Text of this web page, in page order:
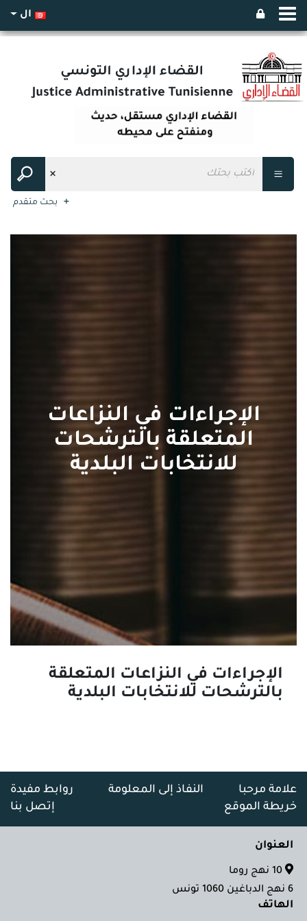
ال
بحث متقدم
الإجراءات في النزاعات
المتعلقة بالترشحات
للانتخابات البلدية
الإجراءات في النزاعات المتعلقة
بالترشحات للانتخابات البلدية
علامة مرحبا النفاذ إلى المعلومة
روابط مفيدة
خريطة الموقع
إتصل بنا
العنوان
6 نهج الدباغين 1060 تونس
الهاتف